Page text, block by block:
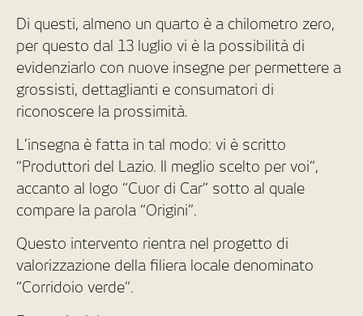
Di questi, almeno un quarto è a chilometro zero,
per questo dal 13 luglio vi è la possibilità di
evidenziarlo con nuove insegne per permettere a
grossisti, dettaglianti e consumatori di
riconoscere la prossimità.
L’insegna è fatta in tal modo: vi è scritto
“Produttori del Lazio. Il meglio scelto per voi”,
accanto al logo “Cuor di Car” sotto al quale
compare la parola “Origini”.
Questo intervento rientra nel progetto di
valorizzazione della filiera locale denominato
“Corridoio verde”.